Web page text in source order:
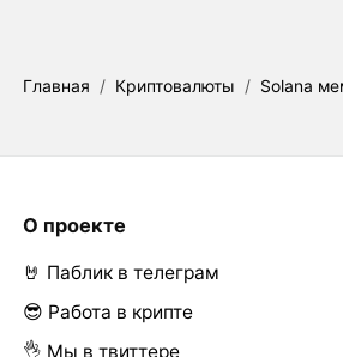
Главная / Криптовалюты / Solana
О проекте
🤘 Паблик в телеграм
😎 Работа в крипте
👌 Мы в твиттере